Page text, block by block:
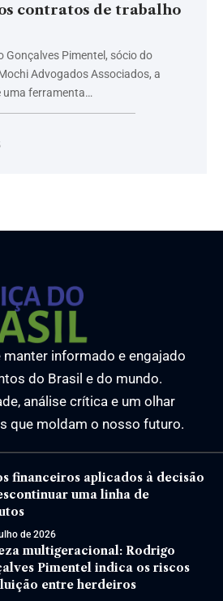
contratos de trabalho
Gonçalves Pimentel, sócio do
Advogados Associados, a
uma ferramenta…
manter informado e engajado
do Brasil e do mundo.
análise crítica e um olhar
que moldam o nosso futuro.
financeiros aplicados à decisão
uma linha de
de 2026
multigeracional: Rodrigo
Pimentel indica os riscos
entre herdeiros